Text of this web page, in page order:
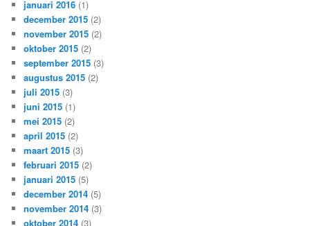
januari 2016 (1)
december 2015 (2)
november 2015 (2)
oktober 2015 (2)
september 2015 (3)
augustus 2015 (2)
juli 2015 (3)
juni 2015 (1)
mei 2015 (2)
april 2015 (2)
maart 2015 (3)
februari 2015 (2)
januari 2015 (5)
december 2014 (5)
november 2014 (3)
oktober 2014 (3)